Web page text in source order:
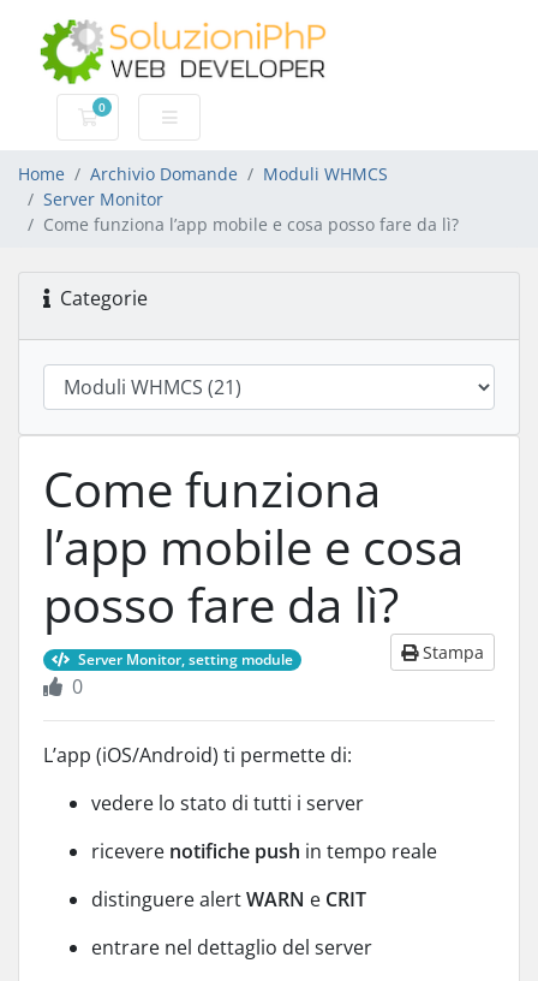
0
Carrello
Home Archivio Domande
Moduli WHMCS
Server Monitor
Come funziona l’app mobile e cosa posso fare da lì?
Categorie
Come funziona
l’app mobile e cosa
posso fare da lì?
Stampa
Server Monitor, setting module
0
L’app (iOS/Android) ti permette di:
vedere lo stato di tutti i server
ricevere notifiche push in tempo reale
distinguere alertWARN e CRIT
entrare nel dettaglio del server